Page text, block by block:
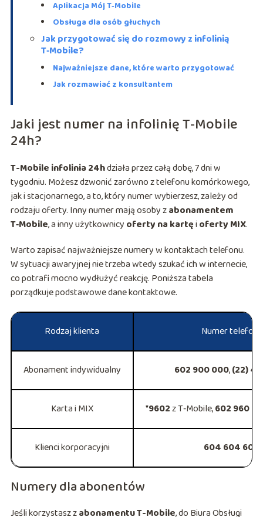
Aplikacja Mój T‑Mobile
Obsługa dla osób głuchych
Jak przygotować się do rozmowy z infolinią
T‑Mobile?
Najważniejsze dane, które warto przygotować
Jak rozmawiać z konsultantem
Jaki jest numer na infolinię T‑Mobile
24h?
T-Mobile infolinia 24hdziała przez całą dobę, 7 dni w
tygodniu. Możesz dzwonić zarówno z telefonu komórkowego,
jak i stacjonarnego, a to, który numer wybierzesz, zależy od
rodzaju oferty. Inny numer mają osoby zabonamentem
T‑Mobile, a inny użytkownicy oferty na kartęi oferty MIX.
Warto zapisać najważniejsze numery w kontaktach telefonu.
W sytuacji awaryjnej nie trzeba wtedy szukać ich w internecie,
co potrafi mocno wydłużyć reakcję. Poniższa tabela
porządkuje podstawowe dane kontaktowe.
Rodzaj klienta Numer telefonu
Abonament indywidualny 602 900 000,(22)
Karta i MIX *9602z T‑Mobile,602 960
Klienci korporacyjni 604 604 604
Numery dla abonentów
Jeśli korzystasz zabonamentu T-Mobile, do Biura Obsługi